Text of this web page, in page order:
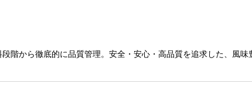
階から徹底的に品質管理。安全・安心・高品質を追求した、風